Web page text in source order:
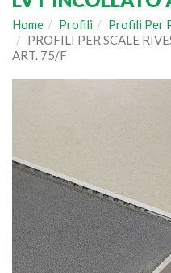
Home Profili
Profili Per
PROFILI PER SCALE
ART. 75/F